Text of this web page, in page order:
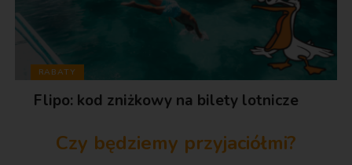
RABATY
Flipo: kod zniżkowy na bilety lotnicze
Czy będziemy przyjaciółmi?